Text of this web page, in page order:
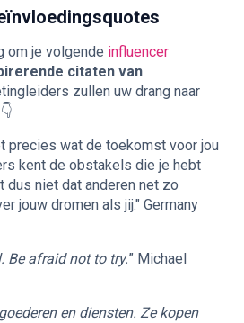
om je volgende influencer
citaten van
zullen uw drang naar
precies wat de toekomst voor jou
kent de obstakels die je hebt
dus niet dat anderen net zo
jouw dromen als jij." Germany
Be afraid not to try.” Michael
en diensten. Ze kopen